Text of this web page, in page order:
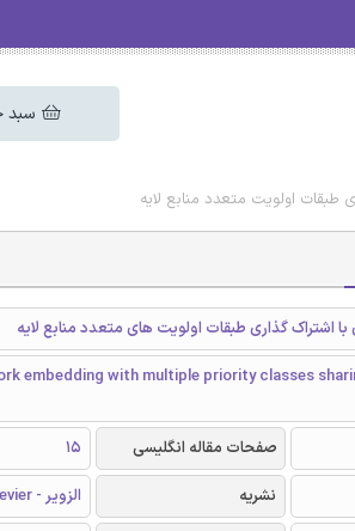
سبد
طبقات اولویت متعدد منابع لایه
اشتراک گذاری طبقات اولویت های متعدد منابع لایه
embedding with multiple priority classes
صفحات مقاله انگلیسی
15
نشریه
الزویر - Elsevier